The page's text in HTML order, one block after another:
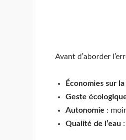
Avant d’aborder
Économies sur
Geste
Autonomie :
Qualité de l’eau